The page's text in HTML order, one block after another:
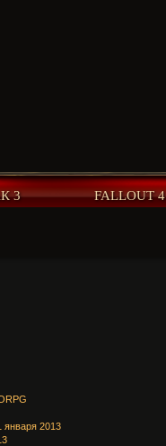
3 FALLOUT 4
2013